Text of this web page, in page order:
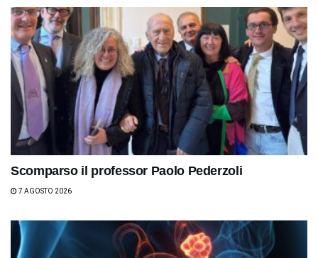
Scomparso il professor Paolo Pederzoli
7 AGOSTO 2026